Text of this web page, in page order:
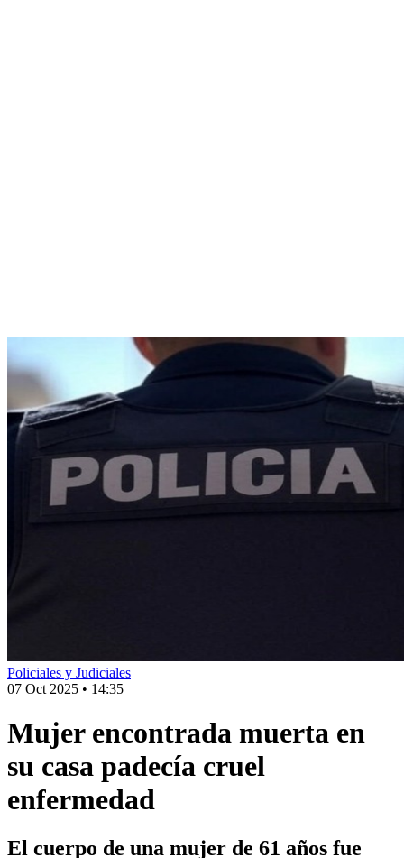
Policiales y Judiciales
07 Oct 2025 • 14:35
Mujer encontrada muerta en
su casa padecía cruel
enfermedad
El cuerpo de una mujer de 61 años fue